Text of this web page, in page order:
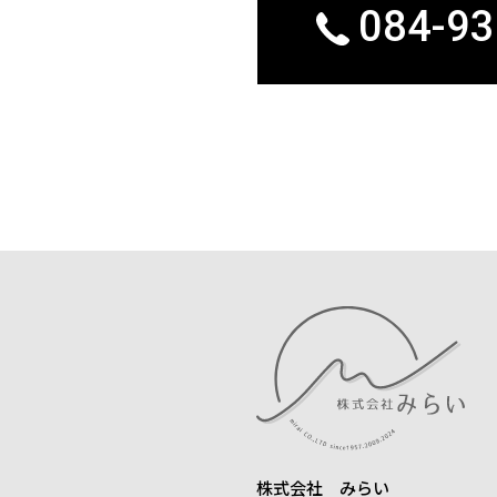
084-
株式会社 みらい